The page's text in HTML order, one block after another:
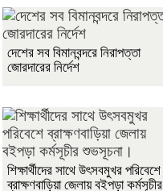
দেশের সব বিমানবন্দরে নিরাপত্তা
জোরদারের নির্দেশ
শিক্ষার্থীদের সাথে উৎসবমুখর পরিবেশে
ব্রাক্ষণবাড়িয়া জেলায় বইপড়া কর্মসূচীর